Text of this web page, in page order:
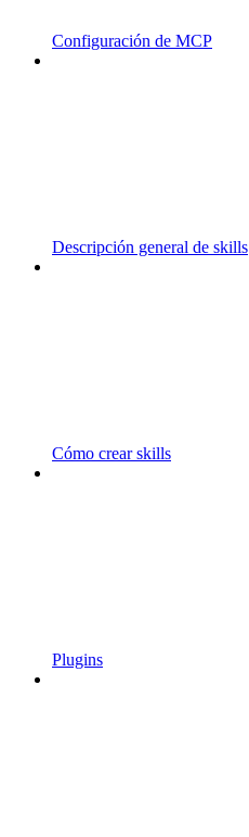
Configuración de MCP
Descripción general de skills
Cómo crear skills
Plugins